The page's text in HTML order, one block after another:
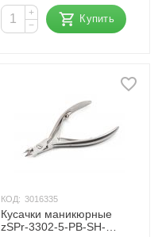
+
−
Купить
КОД: 3016335
Кусачки маникюрные
zSPr-3302-5-PB-SH-